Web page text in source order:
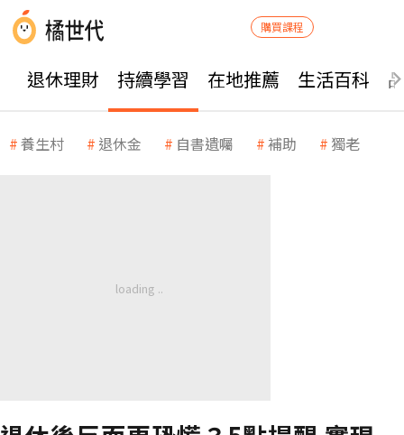
購買課程
退休理財 持續學習 在地推薦 生活百科
養生村 退休金 自書遺囑 補助 獨老